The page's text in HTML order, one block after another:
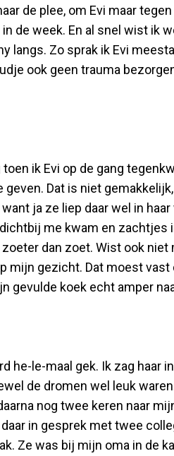
de plee, om Evi maar
de week. En al snel wist ik
langs. Zo sprak ik Evi
ook geen trauma
ik Evi op de gang
Dat is niet
ja ze liep daar wel in
me kwam en
dan zoet. Wist ook
mijn gezicht. Dat moest
gevulde koek echt amper
he-le-maal gek. Ik zag haar
de dromen wel leuk
nog twee keren naar
in gesprek met twee
Ze was bij mijn oma in de